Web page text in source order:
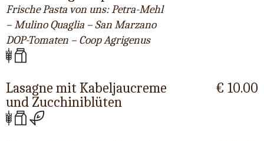
Frische Pasta von uns: Petra-Mehl
– Mulino Quaglia – San Marzano
DOP-Tomaten – Coop Agrigenus
Lasagne mit Kabeljaucreme
und Zucchiniblüten
€ 10.00